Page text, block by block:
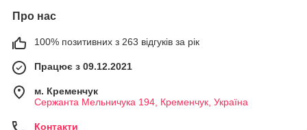
Про нас
100% позитивних з 263 відгуків за рік
Працює з 09.12.2021
м. Кременчук
Сержанта Мельничука 194, Кременчук, Україна
Контакти